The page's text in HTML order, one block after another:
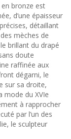
en bronze est
d’une épaisseur
détaillant
mèches de
brillant du drapé
doute
raffinée aux
dégarni, le
sur sa droite,
mode du XVIe
à rapprocher
par l’un des
le sculpteur